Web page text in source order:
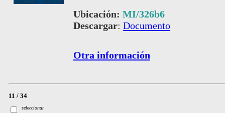
Ubicación: MI/326b6
Descargar: Documento
Otra información
11 / 34
seleccionar